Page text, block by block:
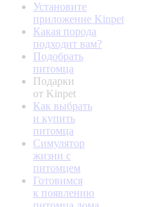
Установите
приложение Kinpet
Какая порода
подходит вам?
Подобрать
питомца
Подарки
от Kinpet
Как выбрать
и купить
питомца
Симулятор
жизни с
питомцем
Готовимся
к появлению